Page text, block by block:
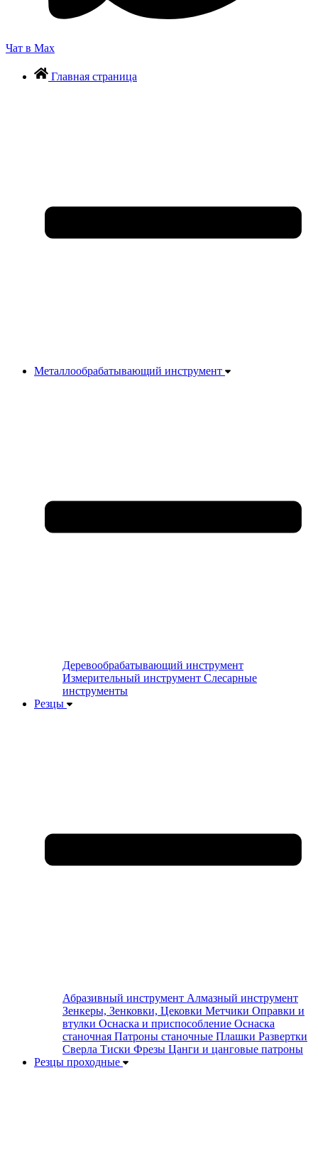
Чат в Max
Главная страница
Металлообрабатывающий инструмент
Деревообрабатывающий инструмент
Измерительный инструмент Слесарные
инструменты
Резцы
Абразивный инструмент Алмазный инструмент
Зенкеры, Зенковки, Цековки Метчики Оправки и
втулки Оснаска и приспособление Оснаска
станочная Патроны станочные Плашки Развертки
Сверла Тиски Фрезы Цанги и цанговые патроны
Резцы проходные